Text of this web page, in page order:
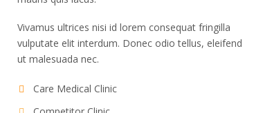
Vivamus ultrices nisi id lorem consequat fringilla
vulputate elit interdum. Donec odio tellus, eleifend
ut malesuada nec.
Care Medical Clinic